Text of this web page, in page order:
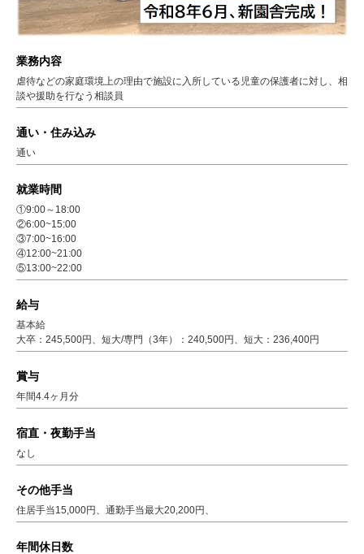
業務内容
虐待などの家庭環境上の理由で施設に入所している児童の保護者に対し、相
談や援助を行なう相談員
通い・住み込み
通い
就業時間
①9:00～18:00
②6:00~15:00
③7:00~16:00
④12:00~21:00
⑤13:00~22:00
給与
基本給
大卒：245,500円、短大/専門（3年）：240,500円、短大：236,400円
賞与
年間4.4ヶ月分
宿直・夜勤手当
なし
その他手当
住居手当15,000円、通勤手当最大20,200円、
年間休日数